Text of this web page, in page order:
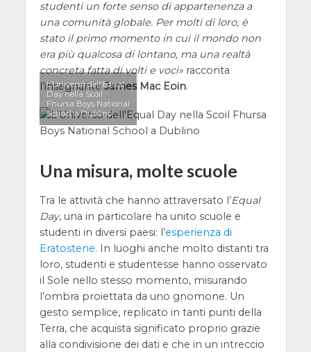
studenti un forte senso di appartenenza a
una comunità globale. Per molti di loro, è
stato il primo momento in cui il mondo non
era più qualcosa di lontano, ma una realtà
concreta fatta di volti e voci racconta
l’insegnanteJames Mac Eoin.
L’Universo dell’Equal
Day nella Scoil
Fhursa Boys National
School a Dublino
Una misura, molte scuole
Tra le attività che hanno attraversato l’Equal
Day, una in particolare ha unito scuole e
studenti in diversi paesi: l’esperienza di
Eratostene. In luoghi anche molto distanti tra
loro, studenti e studentesse hanno osservato
il Sole nello stesso momento, misurando
l’ombra proiettata da uno gnomone. Un
gesto semplice, replicato in tanti punti della
Terra, che acquista significato proprio grazie
alla condivisione dei dati e che in un intreccio